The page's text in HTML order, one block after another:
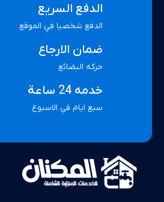
الدفع السريع
الدفع شخصيا في الموقع
ضمان الارجاع
حركه البضائع
خدمه 24 ساعة
سبع ايام في الاسبوع